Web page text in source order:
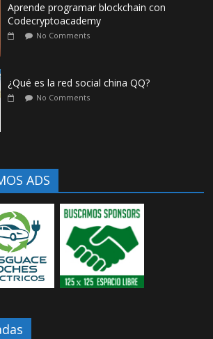
Aprende programar blockchain con
Codecryptoacademy
No Comments
¿Qué es la red social china QQ?
No Comments
ADS